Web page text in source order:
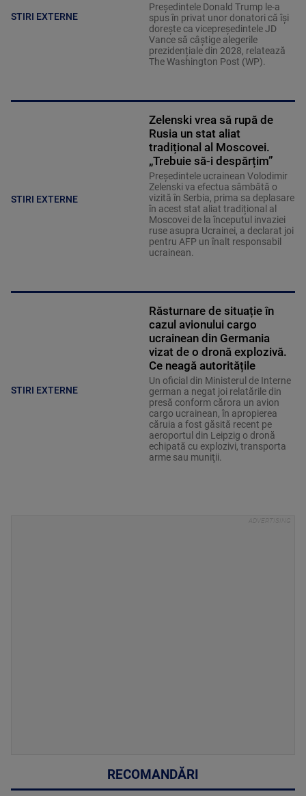
STIRI EXTERNE
Președintele Donald Trump le-a
spus în privat unor donatori că își
dorește ca vicepreședintele JD
Vance să câștige alegerile
prezidențiale din 2028, relatează
The Washington Post (WP).
STIRI EXTERNE
Zelenski vrea să rupă de
Rusia un stat aliat
tradițional al Moscovei.
„Trebuie să-i despărțim”
Președintele ucrainean Volodimir
Zelenski va efectua sâmbătă o
vizită în Serbia, prima sa deplasare
în acest stat aliat tradițional al
Moscovei de la începutul invaziei
ruse asupra Ucrainei, a declarat joi
pentru AFP un înalt responsabil
ucrainean.
STIRI EXTERNE
Răsturnare de situație în
cazul avionului cargo
ucrainean din Germania
vizat de o dronă explozivă.
Ce neagă autoritățile
Un oficial din Ministerul de Interne
german a negat joi relatările din
presă conform cărora un avion
cargo ucrainean, în apropierea
căruia a fost găsită recent pe
aeroportul din Leipzig o dronă
echipată cu explozivi, transporta
arme sau muniţii.
RECOMANDĂRI